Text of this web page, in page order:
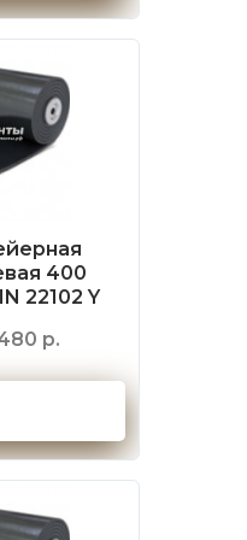
400
22102 Y
р.